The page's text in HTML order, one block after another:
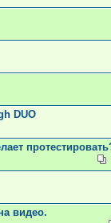
DUO
видео.